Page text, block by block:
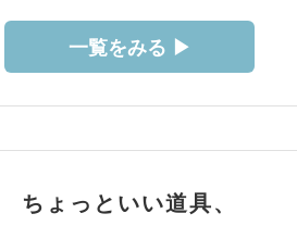
一覧をみる ▶︎
ちょっといい道具、